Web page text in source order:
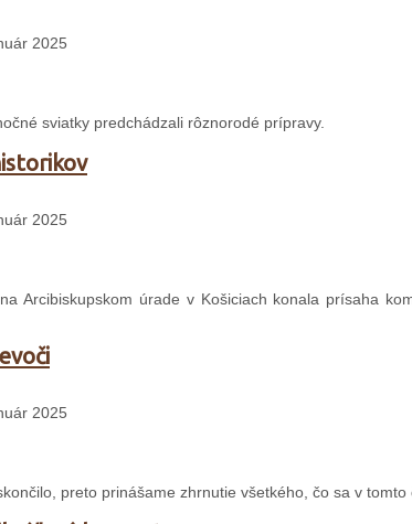
2025
sviatky predchádzali rôznorodé prípravy.
2025
Arcibiskupskom úrade v Košiciach konala prísaha
2025
preto prinášame zhrnutie všetkého, čo sa v